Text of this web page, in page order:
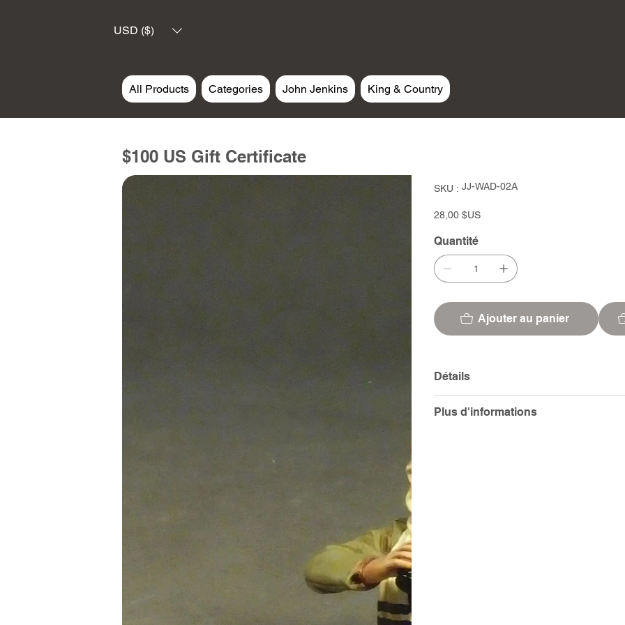
USD ($)
All Products Categories John Jenkins King & Country
$100 US Gift Certificate
SKU :
SKU
JJ-
JJ-WAD-02A
Prix
28,00 $US
Quantité
Ajouter au panier
Détails
Plus d'informations